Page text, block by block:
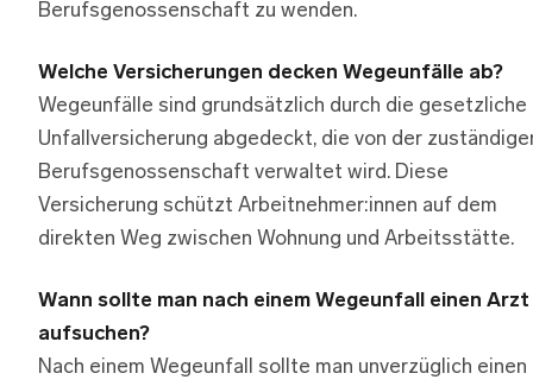
Berufsgenossenschaft zu wenden.
Welche Versicherungen decken Wegeunfälle ab?
Wegeunfälle sind grundsätzlich durch die gesetzliche
Unfallversicherung abgedeckt, die von der
Berufsgenossenschaft verwaltet wird. Diese
Versicherung schützt Arbeitnehmer:innen auf dem
direkten Weg zwischen Wohnung und Arbeitsstätte.
Wann sollte man nach einem Wegeunfall einen Arzt
aufsuchen?
Nach einem Wegeunfall sollte man unverzüglich einen